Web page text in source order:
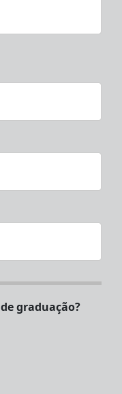
Possui diploma ou certificado de graduação?